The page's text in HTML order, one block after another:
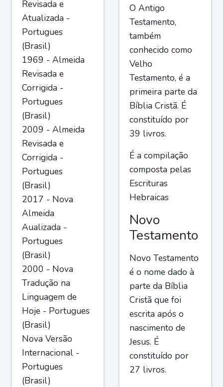
Revisada e
Atualizada -
Portugues
(Brasil)
1969 - Almeida
Revisada e
Corrigida -
Portugues
(Brasil)
2009 - Almeida
Revisada e
Corrigida -
Portugues
(Brasil)
2017 - Nova
Almeida
Aualizada -
Portugues
(Brasil)
2000 - Nova
Tradução na
Linguagem de
Hoje - Portugues
(Brasil)
Nova Versão
Internacional -
Portugues
(Brasil)
O Antigo
Testamento,
também
conhecido como
Velho
Testamento, é a
primeira parte da
Bíblia Cristã. É
constituído por
39 livros.
É a compilação
composta pelas
Escrituras
Hebraicas
Novo
Testamento
Novo Testamento
é o nome dado à
parte da Bíblia
Cristã que foi
escrita após o
nascimento de
Jesus. É
constituído por
27 livros.